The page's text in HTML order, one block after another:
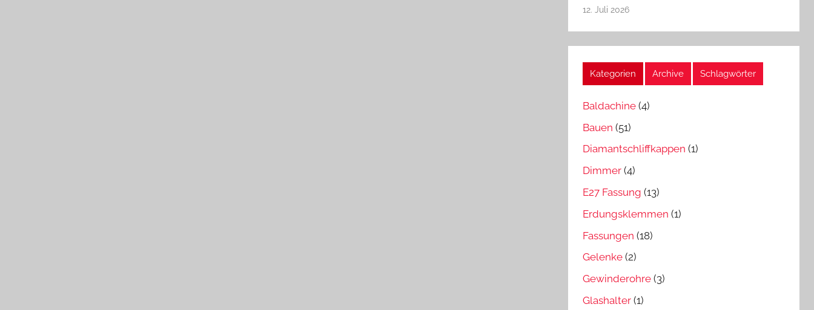
12. Juli 2026
Kategorien Archive Schlagwörter
Baldachine (4)
Bauen (51)
Diamantschliffkappen (1)
Dimmer (4)
E27 Fassung (13)
Erdungsklemmen (1)
Fassungen (18)
Gelenke (2)
Gewinderohre (3)
Glashalter (1)